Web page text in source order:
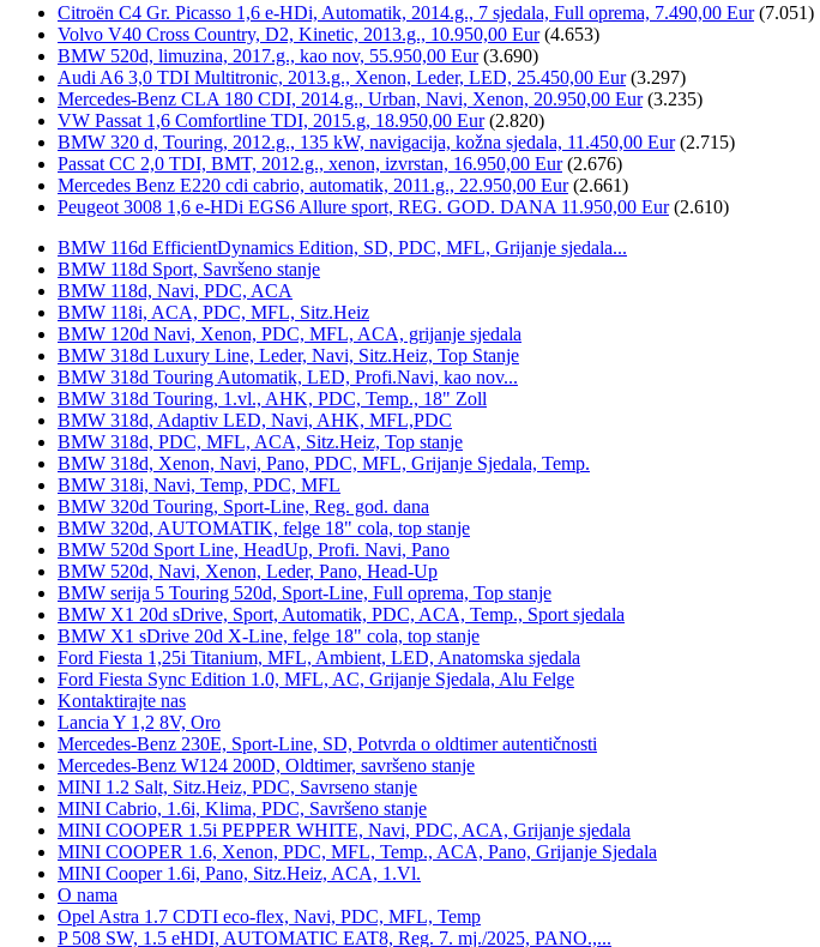
Citroën C4 Gr. Picasso 1,6 e-HDi, Automatik, 2014.g., 7 sjedala, Full oprema, 7.490,00 Eur (7.051)
Volvo V40 Cross Country, D2, Kinetic, 2013.g., 10.950,00 Eur (4.653)
BMW 520d, limuzina, 2017.g., kao nov, 55.950,00 Eur (3.690)
Audi A6 3,0 TDI Multitronic, 2013.g., Xenon, Leder, LED, 25.450,00 Eur (3.297)
Mercedes-Benz CLA 180 CDI, 2014.g., Urban, Navi, Xenon, 20.950,00 Eur (3.235)
VW Passat 1,6 Comfortline TDI, 2015.g, 18.950,00 Eur (2.820)
BMW 320 d, Touring, 2012.g., 135 kW, navigacija, kožna sjedala, 11.450,00 Eur (2.715)
Passat CC 2,0 TDI, BMT, 2012.g., xenon, izvrstan, 16.950,00 Eur (2.676)
Mercedes Benz E220 cdi cabrio, automatik, 2011.g., 22.950,00 Eur (2.661)
Peugeot 3008 1,6 e-HDi EGS6 Allure sport, REG. GOD. DANA 11.950,00 Eur (2.610)
BMW 116d EfficientDynamics Edition, SD, PDC, MFL, Grijanje sjedala...
BMW 118d Sport, Savršeno stanje
BMW 118d, Navi, PDC, ACA
BMW 118i, ACA, PDC, MFL, Sitz.Heiz
BMW 120d Navi, Xenon, PDC, MFL, ACA, grijanje sjedala
BMW 318d Luxury Line, Leder, Navi, Sitz.Heiz, Top Stanje
BMW 318d Touring Automatik, LED, Profi.Navi, kao nov...
BMW 318d Touring, 1.vl., AHK, PDC, Temp., 18" Zoll
BMW 318d, Adaptiv LED, Navi, AHK, MFL,PDC
BMW 318d, PDC, MFL, ACA, Sitz.Heiz, Top stanje
BMW 318d, Xenon, Navi, Pano, PDC, MFL, Grijanje Sjedala, Temp.
BMW 318i, Navi, Temp, PDC, MFL
BMW 320d Touring, Sport-Line, Reg. god. dana
BMW 320d, AUTOMATIK, felge 18" cola, top stanje
BMW 520d Sport Line, HeadUp, Profi. Navi, Pano
BMW 520d, Navi, Xenon, Leder, Pano, Head-Up
BMW serija 5 Touring 520d, Sport-Line, Full oprema, Top stanje
BMW X1 20d sDrive, Sport, Automatik, PDC, ACA, Temp., Sport sjedala
BMW X1 sDrive 20d X-Line, felge 18" cola, top stanje
Ford Fiesta 1,25i Titanium, MFL, Ambient, LED, Anatomska sjedala
Ford Fiesta Sync Edition 1.0, MFL, AC, Grijanje Sjedala, Alu Felge
Kontaktirajte nas
Lancia Y 1,2 8V, Oro
Mercedes-Benz 230E, Sport-Line, SD, Potvrda o oldtimer autentičnosti
Mercedes-Benz W124 200D, Oldtimer, savršeno stanje
MINI 1.2 Salt, Sitz.Heiz, PDC, Savrseno stanje
MINI Cabrio, 1.6i, Klima, PDC, Savršeno stanje
MINI COOPER 1.5i PEPPER WHITE, Navi, PDC, ACA, Grijanje sjedala
MINI COOPER 1.6, Xenon, PDC, MFL, Temp., ACA, Pano, Grijanje Sjedala
MINI Cooper 1.6i, Pano, Sitz.Heiz, ACA, 1.Vl.
O nama
Opel Astra 1.7 CDTI eco-flex, Navi, PDC, MFL, Temp
P 508 SW, 1.5 eHDI, AUTOMATIC EAT8, Reg. 7. mj./2025, PANO.,...